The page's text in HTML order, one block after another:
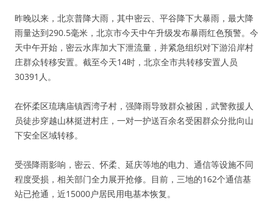
昨晚以来，北京普降大雨，其中密云、平谷降下大暴雨，最大降
雨量达到290.5毫米，北京市今天中午升级发布暴雨红色预警。今
天中午开始，密云水库加大下泄流量，并紧急组织对下游沿岸村
庄群众转移安置。截至今天14时，北京全市共转移安置人员
30391人。
在怀柔区琉璃庙镇西湾子村，强降雨导致群众被困，武警救援人
员徒步穿越山林挺进村庄，一对一护送百余名受困群众分批向山
下安全区域转移。
受强降雨影响，密云、怀柔、延庆等地的电力、通信等设施不同
程度受损，相关部门全力展开抢修。目前，三地的162个通信基
站已抢通，近15000户居民用电基本恢复。